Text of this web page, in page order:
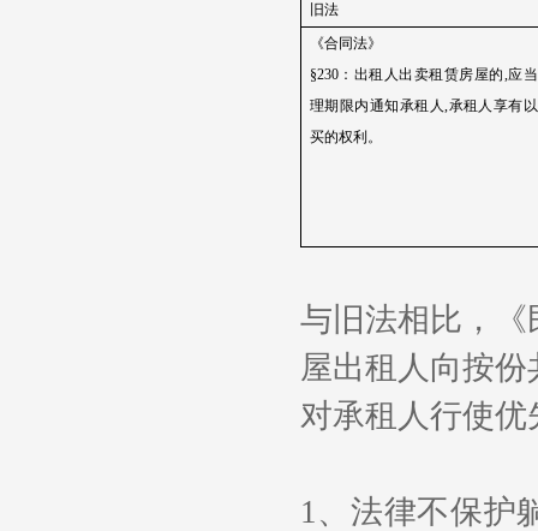
旧法
《合同法》
§230 ：出租人出卖租赁房屋的,应
理期限内通知承租人,承租人享有
买的权利。
与旧法相比，
屋出租人向按
对承租人行使
1、法律不保护